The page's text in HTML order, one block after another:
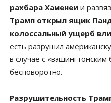
рахбара Хаменеи и
Трамп открыл ящик
колоссальный ущерб
есть разрушил
в случае с
бесповоротно.
Разрушительность